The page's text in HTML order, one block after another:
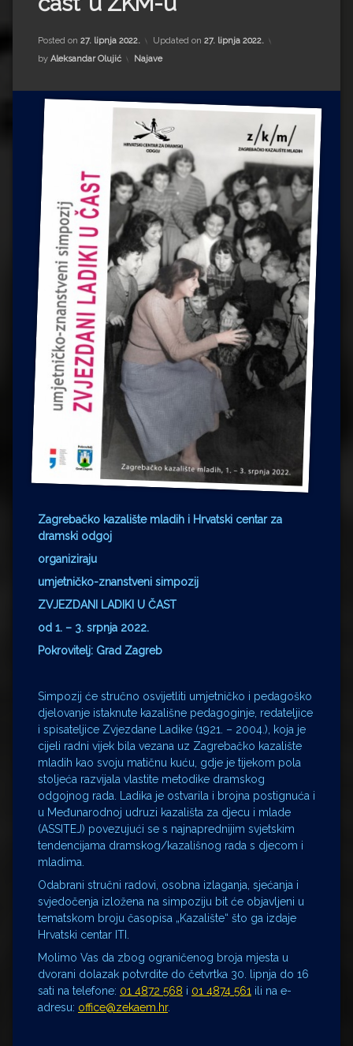
Impressum
Milenko Strižak
Drugi autori
Drugi autori
Ljiljana Lekanić-Kljaić
Željko Krznarić
Mario Lovreković
Miroslav Šantek
Posted on 27. lipnja 2022. Updated on 27. lipnja 2022.
by Aleksandar Olujić Kategorije:
Najave
Zagrebačko kazalište mladih i Hrvatski centar za
dramski odgoj
organiziraju
umjetničko-znanstveni simpozij
ZVJEZDANI LADIKI U ČAST
od 1. – 3. srpnja 2022.
Pokrovitelj: Grad Zagreb
Simpozij će stručno osvijetliti umjetničko i pedagoško
djelovanje istaknute kazališne pedagoginje, redateljice
i spisateljice Zvjezdane Ladike (1921. – 2004.), koja je
cijeli radni vijek bila vezana uz Zagrebačko kazalište
mladih kao svoju matičnu kuću, gdje je tijekom pola
stoljeća razvijala vlastite metodike dramskog
odgojnog rada. Ladika je ostvarila i brojna postignuća i
u Međunarodnoj udruzi kazališta za djecu i mlade
(ASSITEJ) povezujući se s najnaprednijim svjetskim
tendencijama dramskog/kazališnog rada s djecom i
mladima.
Odabrani stručni radovi, osobna izlaganja, sjećanja i
svjedočenja izložena na simpoziju bit će objavljeni u
tematskom broju časopisa „Kazalište“ što ga izdaje
Hrvatski centar ITI.
Molimo Vas da zbog ograničenog broja mjesta u
dvorani dolazak potvrdite do četvrtka 30. lipnja do 16
sati na telefone: 01 4872 568 i 01 4874 561 ili na e-
adresu: office@zekaem.hr.